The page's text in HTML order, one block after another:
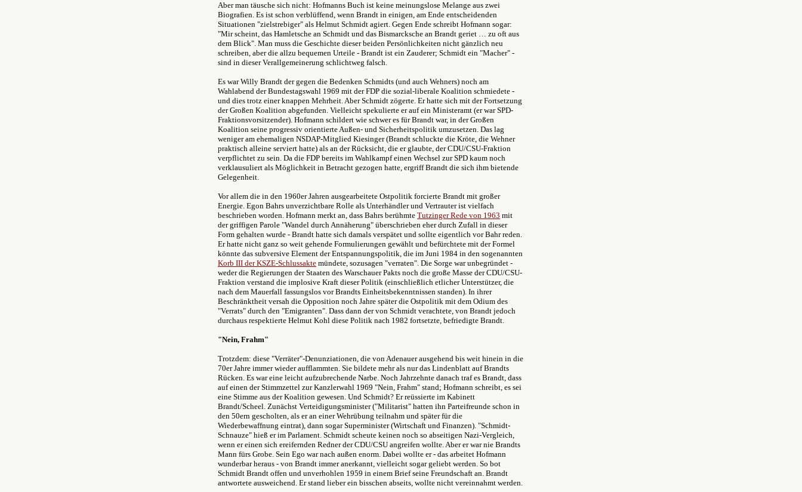
Aber man täusche sich nicht: Hofmanns Buch ist keine meinungslose Melange aus zwei
Biografien. Es ist schon verblüffend, wenn Brandt in einigen, am Ende entscheidenden
Situationen "zielstrebiger" als Helmut Schmidt agiert. Gegen Ende schreibt Hofmann sogar:
"Mir scheint, das Hamletsche an Schmidt und das Bismarcksche an Brandt geriet … zu oft aus
dem Blick". Man muss die Geschichte dieser beiden Persönlichkeiten nicht gänzlich neu
schreiben, aber die allzu bequemen Urteile - Brandt ist ein Zauderer; Schmidt ein "Macher" -
sind in dieser Verallgemeinerung schlichtweg falsch.
Es war Willy Brandt der gegen die Bedenken Schmidts (und auch Wehners) noch am
Wahlabend der Bundestagswahl 1969 mit der FDP die sozial-liberale Koalition schmiedete -
und dies trotz einer knappen Mehrheit. Aber Schmidt zögerte. Er hatte sich mit der Fortsetzung
der Großen Koalition abgefunden. Vielleicht spekulierte er auf ein Ministeramt (er war SPD-
Fraktionsvorsitzender). Hofmann schildert wie schwer es für Brandt war, in der Großen
Koalition seine progressiv orientierte Außen- und Sicherheitspolitik umzusetzen. Das lag
weniger am ehemaligen NSDAP-Mitglied Kiesinger (Brandt schluckte die Kröte, die Wehner
praktisch alleine serviert hatte) als an der Rücksicht, die er glaubte, der CDU/CSU-Fraktion
verpflichtet zu sein. Da die FDP bereits im Wahlkampf einen Wechsel zur SPD kaum noch
verklausuliert als Möglichkeit in Betracht gezogen hatte, ergriff Brandt die sich ihm bietende
Gelegenheit.
Vor allem die in den 1960er Jahren ausgearbeitete Ostpolitik forcierte Brandt mit großer
Energie. Egon Bahrs unverzichtbare Rolle als Unterhändler und Vertrauter ist vielfach
beschrieben worden. Hofmann merkt an, dass Bahrs berühmte Tutzinger Rede von 1963 mit
der griffigen Parole "Wandel durch Annäherung" überschrieben eher durch Zufall in dieser
Form gehalten wurde - Brandt hatte sich damals verspätet und sollte eigentlich vor Bahr reden.
Er hatte nicht ganz so weit gehende Formulierungen gewählt und befürchtete mit der Formel
könnte das subversive Element der Entspannungspolitik, die im Juni 1984 in den sogenannten
Korb III der KSZE-Schlussakte mündete, sozusagen "verraten". Die Sorge war unbegründet -
weder die Regierungen der Staaten des Warschauer Pakts noch die große Masse der CDU/CSU-
Fraktion verstand die implosive Kraft dieser Politik (einschließlich etlicher Unterstützer, die
nach dem Mauerfall fassungslos vor Brandts Einheitsbekenntnissen standen). In ihrer
Beschränktheit versah die Opposition noch Jahre später die Ostpolitik mit dem Odium des
"Verrats" durch den "Emigranten". Dass dann der von Schmidt verachtete, von Brandt jedoch
durchaus respektierte Helmut Kohl diese Politik nach 1982 fortsetzte, befriedigte Brandt.
"Nein, Frahm"
Trotzdem: diese "Verräter"-Denunziationen, die von Adenauer ausgehend bis weit hinein in die
70er Jahre immer wieder aufflammten. Sie bildete mehr als nur das Lindenblatt auf Brandts
Rücken. Es war eine leicht aufzubrechende Narbe. Noch Jahrzehnte danach traf es Brandt, dass
auf einen der Stimmzettel zur Kanzlerwahl 1969 "Nein, Frahm" stand; Hofmann schreibt, es sei
eine Stimme aus der Koalition gewesen. Und Schmidt? Er reüssierte im Kabinett
Brandt/Scheel. Zunächst Verteidigungsminister ("Militarist" hatten ihn Parteifreunde schon in
den 50ern gescholten, als er an einer Wehrübung teilnahm und später für die
Wiederbewaffnung eintrat), dann sogar Superminister (Wirtschaft und Finanzen). "Schmidt-
Schnauze" hieß er im Parlament. Schmidt scheute keinen noch so abseitigen Nazi-Vergleich,
wenn er einen sich ereifernden Redner der CDU/CSU angreifen wollte. Aber er war nie Brandts
Mann fürs Grobe. Sein Ego war nach außen enorm. Dabei wollte er - das arbeitet Hofmann
wunderbar heraus - von Brandt immer anerkannt, vielleicht sogar geliebt werden. So bot
Schmidt Brandt offen und unverhohlen 1959 in einem Brief seine Freundschaft an. Brandt
antwortete ausweichend. Er stand lieber ein bisschen abseits, wollte nicht vereinnahmt werden.